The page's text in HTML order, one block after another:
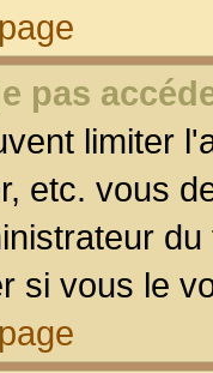
pas
limiter
etc. vous
si vous le